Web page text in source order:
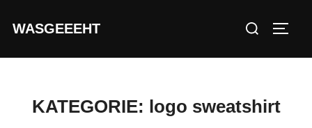
InhaltWASGEEEHT
Suchen
KATEGORIE: logo sweatshirt